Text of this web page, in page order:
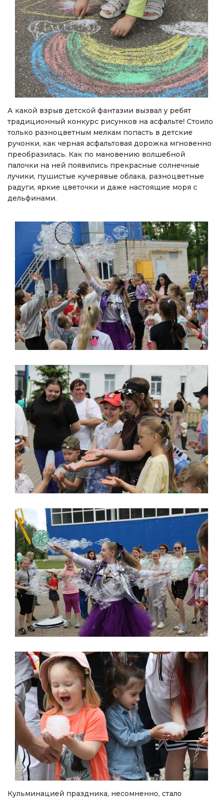
А какой взрыв детской фантазии вызвал у ребят
традиционный конкурс рисунков на асфальте! Стоило
только разноцветным мелкам попасть в детские
ручонки, как черная асфальтовая дорожка мгновенно
преобразилась. Как по мановению волшебной
палочки на ней появились прекрасные солнечные
лучики, пушистые кучерявые облака, разноцветные
радуги, яркие цветочки и даже настоящие моря с
дельфинами.
Кульминацией праздника, несомненно, стало